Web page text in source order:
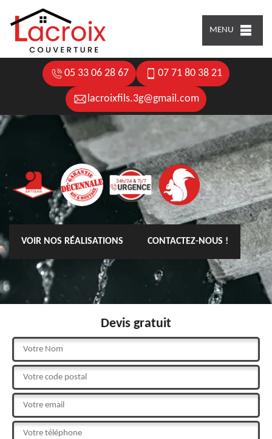
MENU
05 33 06 28 67 07 71 80 38 21
lacroixfils.3g@gmail.com
VOIR NOS RÉALISATIONS CONTACTEZ-NOUS !
Devis gratuit